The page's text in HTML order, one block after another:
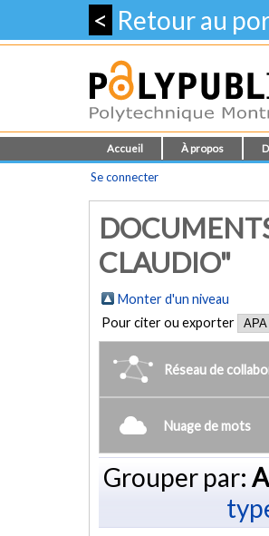
< Retour au
Accueil À propos
Se connecter
CLAUDIO"
Monter d'un niveau
Pour citer ou exporter
Réseau de
Nuage de mots
Grouper par: